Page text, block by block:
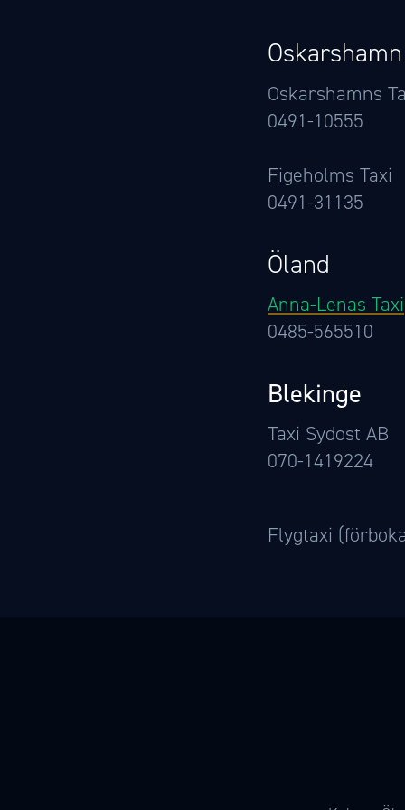
Oskarshamn
Oskarshamns
0491-10555
Figeholms Taxi
0491-31135
Öland
Anna-Lenas Taxi
0485-565510
Blekinge
Taxi Sydost AB
070-1419224
Flygtaxi